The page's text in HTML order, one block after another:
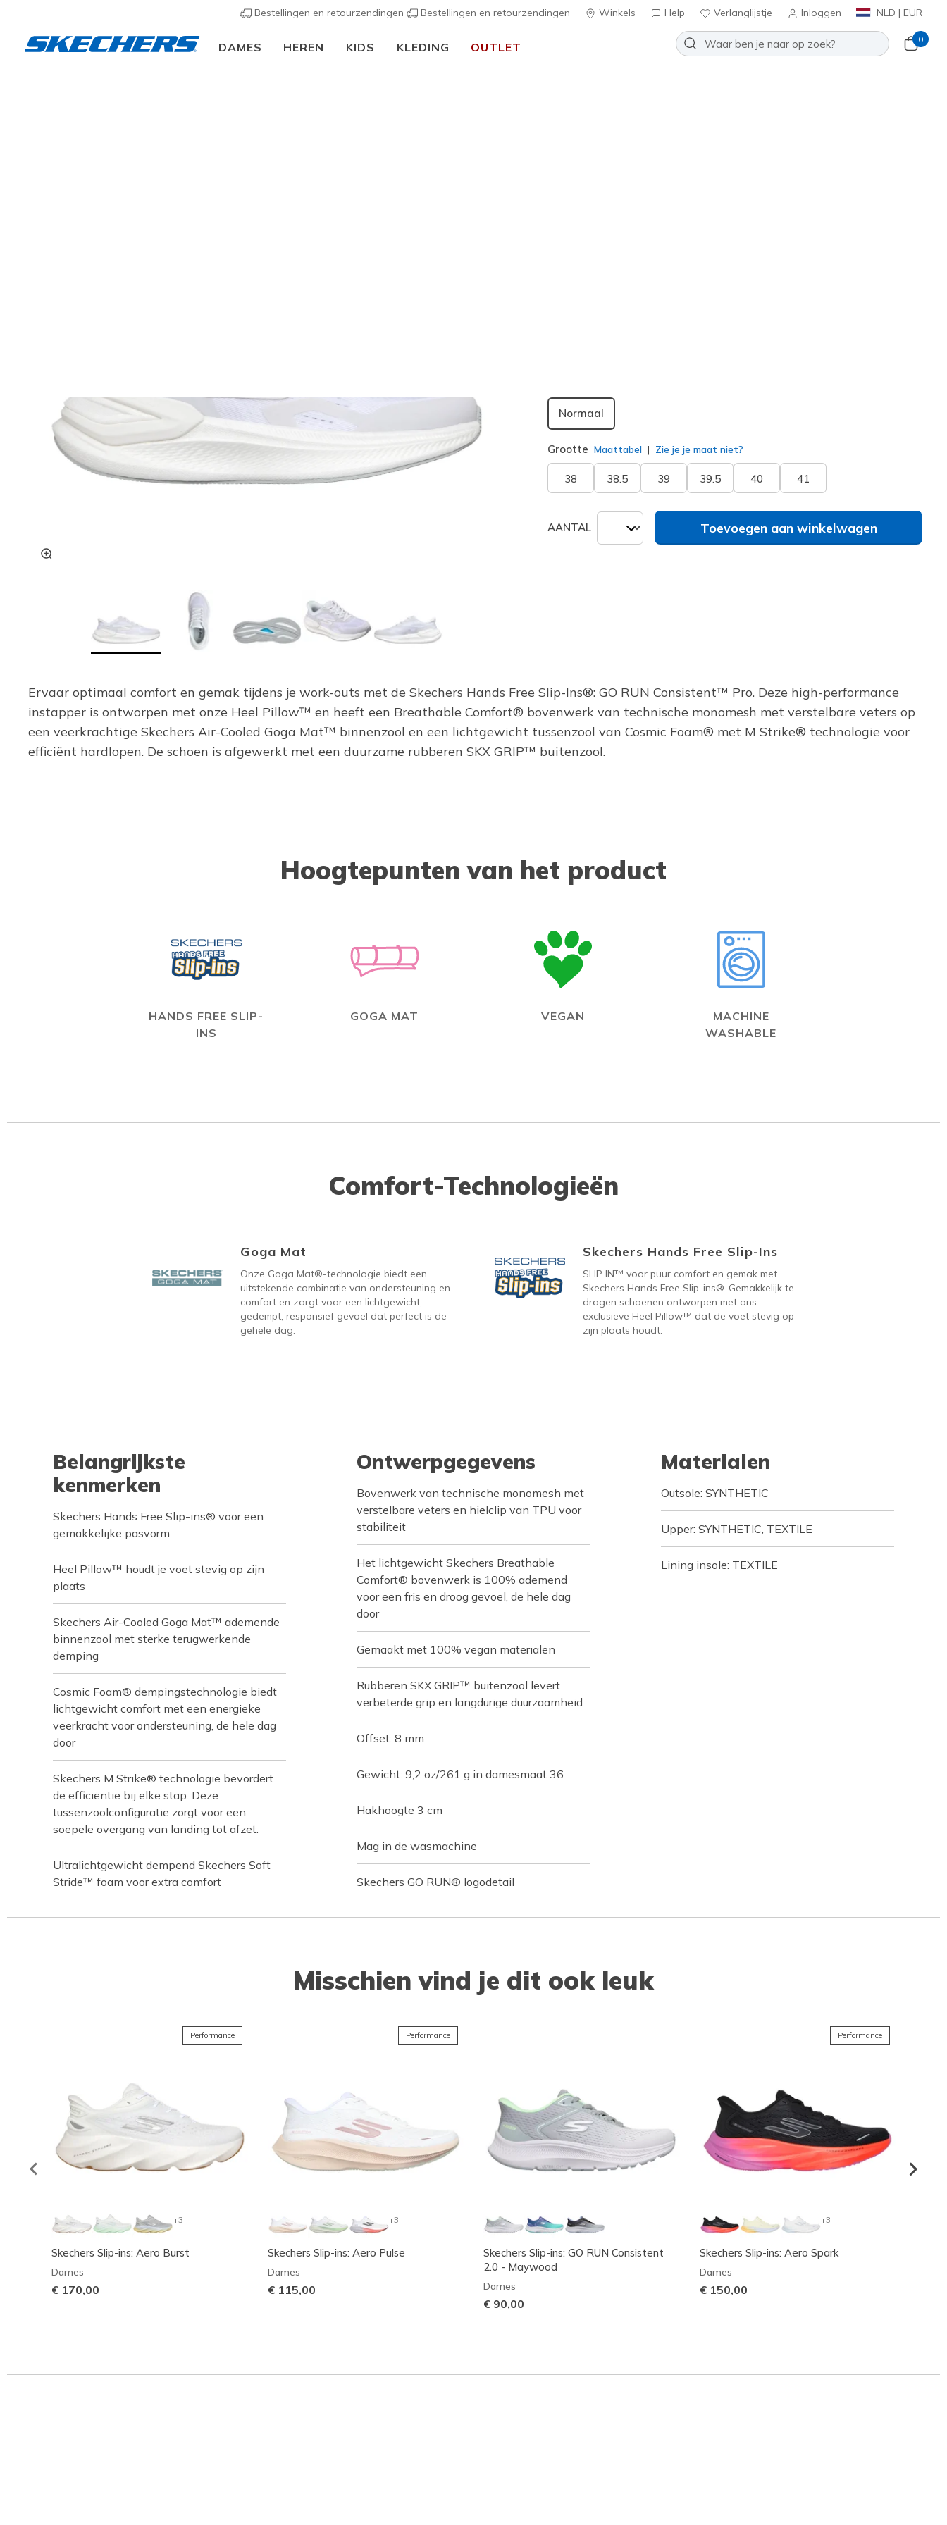
Bestellingen en retourzendingen Bestellingen en retourzendingen Winkels Help Verlanglijstje Inloggen NLD | EUR
DAMES HEREN KIDS KLEDING OUTLET
0
Normaal
Grootte Maattabel Zie je je maat niet?
38 38.5 39 39.5 40 41
AANTAL Toevoegen aan winkelwagen
Ervaar optimaal comfort en gemak tijdens je work-outs met de Skechers Hands Free Slip-Ins®: GO RUN Consistent™ Pro. Deze high-performance
instapper is ontworpen met onze Heel Pillow™ en heeft een Breathable Comfort® bovenwerk van technische monomesh met verstelbare veters op
een veerkrachtige Skechers Air-Cooled Goga Mat™ binnenzool en een lichtgewicht tussenzool van Cosmic Foam® met M Strike® technologie voor
efficiënt hardlopen. De schoen is afgewerkt met een duurzame rubberen SKX GRIP™ buitenzool.
Hoogtepunten van het product
HANDS FREE SLIP-
INS
GOGA MAT VEGAN
MACHINE
WASHABLE
Comfort-Technologieën
Goga Mat
Onze Goga Mat®-technologie biedt een
uitstekende combinatie van ondersteuning en
comfort en zorgt voor een lichtgewicht,
gedempt, responsief gevoel dat perfect is de
gehele dag.
Skechers Hands Free Slip-Ins
SLIP IN™ voor puur comfort en gemak met
Skechers Hands Free Slip-ins®. Gemakkelijk te
dragen schoenen ontworpen met ons
exclusieve Heel Pillow™ dat de voet stevig op
zijn plaats houdt.
Belangrijkste
kenmerken
Skechers Hands Free Slip-ins® voor een
gemakkelijke pasvorm
Heel Pillow™ houdt je voet stevig op zijn
plaats
Skechers Air-Cooled Goga Mat™ ademende
binnenzool met sterke terugwerkende
demping
Cosmic Foam® dempingstechnologie biedt
lichtgewicht comfort met een energieke
veerkracht voor ondersteuning, de hele dag
door
Skechers M Strike® technologie bevordert
de efficiëntie bij elke stap. Deze
tussenzoolconfiguratie zorgt voor een
soepele overgang van landing tot afzet.
Ultralichtgewicht dempend Skechers Soft
Stride™ foam voor extra comfort
Ontwerpgegevens
Bovenwerk van technische monomesh met
verstelbare veters en hielclip van TPU voor
stabiliteit
Het lichtgewicht Skechers Breathable
Comfort® bovenwerk is 100% ademend
voor een fris en droog gevoel, de hele dag
door
Gemaakt met 100% vegan materialen
Rubberen SKX GRIP™ buitenzool levert
verbeterde grip en langdurige duurzaamheid
Offset: 8 mm
Gewicht: 9,2 oz/261 g in damesmaat 36
Hakhoogte 3 cm
Mag in de wasmachine
Skechers GO RUN® logodetail
Materialen
Outsole: SYNTHETIC
Upper: SYNTHETIC, TEXTILE
Lining insole: TEXTILE
Misschien vind je dit ook leuk
Performance
+3
Skechers Slip-ins: Aero Burst
Dames
€ 170,00
Performance
+3
Skechers Slip-ins: Aero Pulse
Dames
€ 115,00
Skechers Slip-ins: GO RUN Consistent
2.0 - Maywood
Dames
€ 90,00
Performance
+3
Skechers Slip-ins: Aero Spark
Dames
€ 150,00